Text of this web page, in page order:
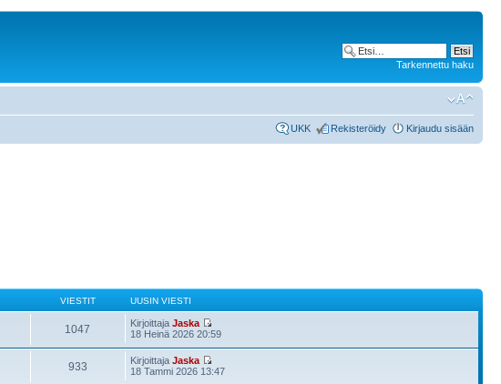
Tarkennettu haku
UKK Rekisteröidy Kirjaudu sisään
VIESTIT UUSIN VIESTI
1047 KirjoittajaJaska
18 Heinä 2026 20:59
933 KirjoittajaJaska
18 Tammi 2026 13:47